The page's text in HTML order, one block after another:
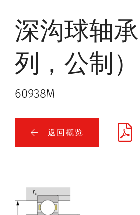
深沟球轴
列，公制）
60938M
返回概览